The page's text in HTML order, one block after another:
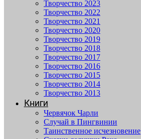
Творчество 2023
Творчество 2022
Творчество 2021
Творчество 2020
Творчество 2019
Творчество 2018
Творчество 2017
Творчество 2016
Творчество 2015
Творчество 2014
Творчество 2013
Книги
Червячок Чарли
Случай в Пингвинии
Таинственное исчезновение